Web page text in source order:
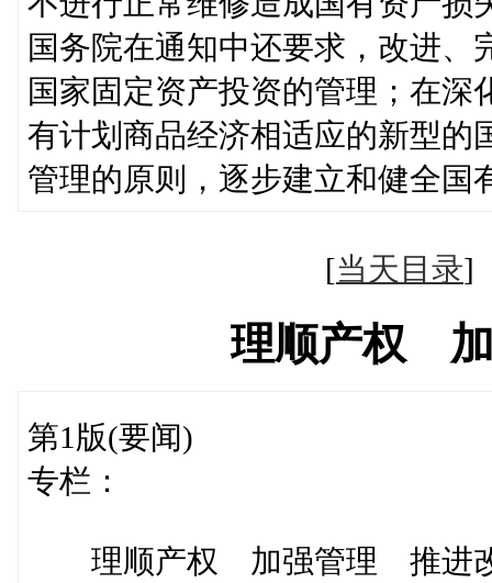
国务院在通知中还要求，改进
国家固定资产投资的管理；在
有计划商品经济相适应的新型的
管理的原则，逐步建立和健全国
[当天目录
理顺产权
第1版(要闻)
专栏：
理顺产权 加强管理 推进